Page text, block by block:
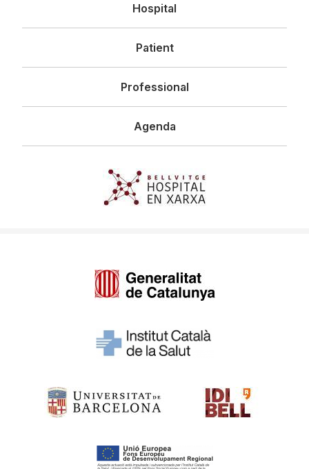
principal
Hospital
Patient
Professional
Agenda